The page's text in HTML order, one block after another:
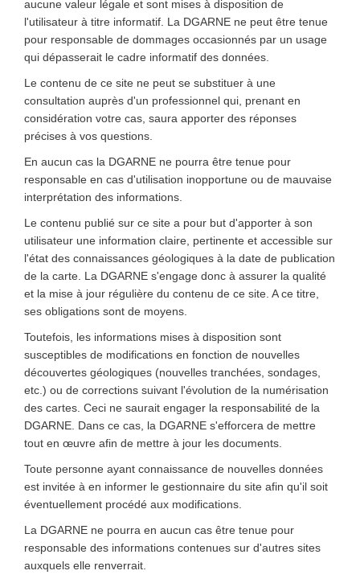
aucune valeur légale et sont mises à disposition de
l'utilisateur à titre informatif. La DGARNE ne peut être tenue
pour responsable de dommages occasionnés par un usage
qui dépasserait le cadre informatif des données.
Le contenu de ce site ne peut se substituer à une
consultation auprès d'un professionnel qui, prenant en
considération votre cas, saura apporter des réponses
précises à vos questions.
En aucun cas la DGARNE ne pourra être tenue pour
responsable en cas d'utilisation inopportune ou de mauvaise
interprétation des informations.
Le contenu publié sur ce site a pour but d'apporter à son
utilisateur une information claire, pertinente et accessible sur
l'état des connaissances géologiques à la date de publication
de la carte. La DGARNE s'engage donc à assurer la qualité
et la mise à jour régulière du contenu de ce site. A ce titre,
ses obligations sont de moyens.
Toutefois, les informations mises à disposition sont
susceptibles de modifications en fonction de nouvelles
découvertes géologiques (nouvelles tranchées, sondages,
etc.) ou de corrections suivant l'évolution de la numérisation
des cartes. Ceci ne saurait engager la responsabilité de la
DGARNE. Dans ce cas, la DGARNE s'efforcera de mettre
tout en œuvre afin de mettre à jour les documents.
Toute personne ayant connaissance de nouvelles données
est invitée à en informer le gestionnaire du site afin qu'il soit
éventuellement procédé aux modifications.
La DGARNE ne pourra en aucun cas être tenue pour
responsable des informations contenues sur d'autres sites
auxquels elle renverrait.